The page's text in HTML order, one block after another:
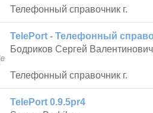
Телефонный справочник г.
TelePort - Телефонный
Бодриков Сергей Валентинович
Телефонный справочник г.
TelePort 0.9.5pr4